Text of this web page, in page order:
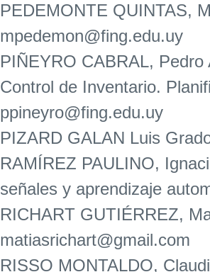
PEDEMONTE QUINTAS,
mpedemon@fing.edu.uy
PIÑEYRO CABRAL,
Control de Inventario.
ppineyro@fing.edu.uy
PIZARD GALAN Luis
RAMÍREZ PAULINO,
señales y aprendizaje
RICHART GUTIÉRREZ,
matiasrichart@gmail.com
RISSO MONTALDO,